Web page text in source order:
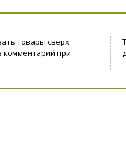
товары сверх
комментарий при